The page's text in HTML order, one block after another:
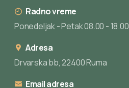
Radno vreme
Ponedeljak - Petak 08.00 - 18.00
Adresa
Drvarska bb, 22400 Ruma
Email adresa